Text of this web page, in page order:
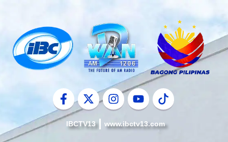
content
IBCTV13 www.ibctv13.com